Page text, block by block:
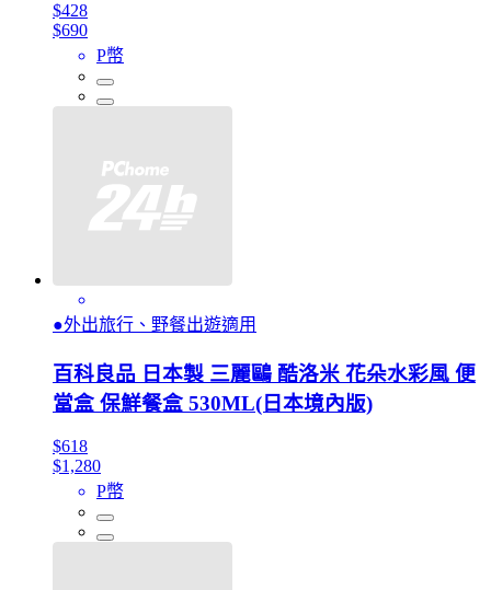
$428
$690
P幣
●外出旅行、野餐出遊適用
百科良品 日本製 三麗鷗 酷洛米 花朵水彩風 便
當盒 保鮮餐盒 530ML(日本境內版)
$618
$1,280
P幣